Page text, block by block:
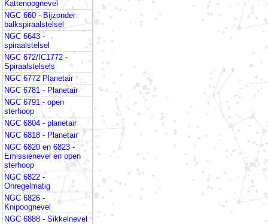
Kattenoognevel
NGC 660 - Bijzonder
balkspiraalstelsel
NGC 6643 -
spiraalstelsel
NGC 672/IC1772 -
Spiraalstelsels
NGC 6772 Planetair
NGC 6781 - Planetair
NGC 6791 - open
sterhoop
NGC 6804 - planetair
NGC 6818 - Planetair
NGC 6820 en 6823 -
Emissienevel en open
sterhoop
NGC 6822 -
Onregelmatig
NGC 6826 -
Knipoognevel
NGC 6888 - Sikkelnevel